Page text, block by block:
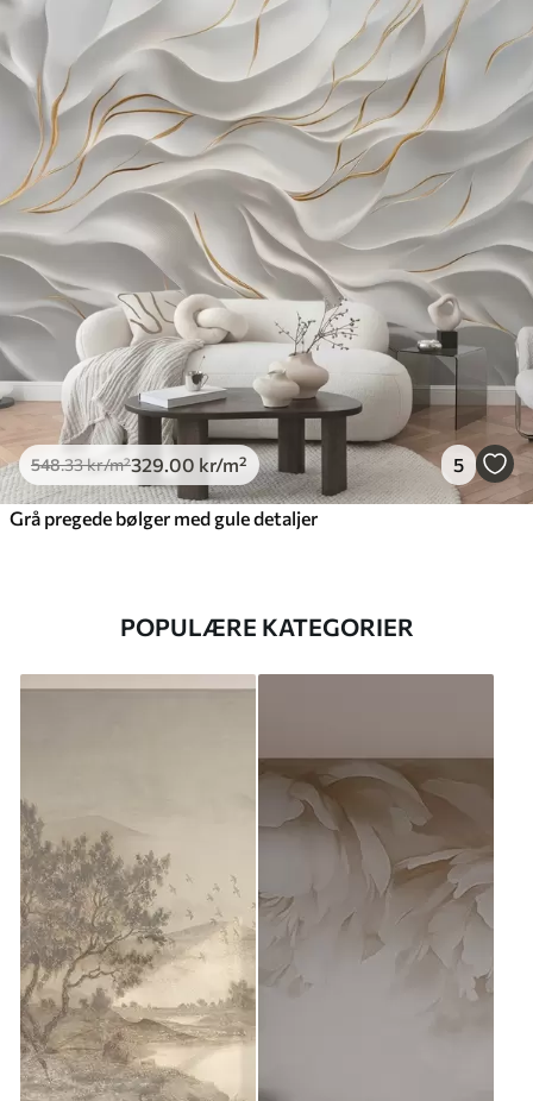
548.33kr/m²329 .00 kr/m² 5
Grå pregede bølger med gule detaljer
POPULÆRE KATEGORIER